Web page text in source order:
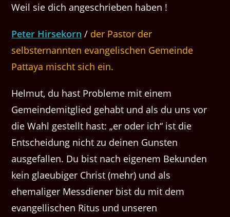
Weil sie dich angeschrieben haben !
Peter Hirsekorn / der Pastor der
selbsternannten evangelischen Gemeinde
Pattaya mischt sich ein.
Helmut, du hast Probleme mit einem
Gemeindemitglied gehabt und als du uns vor
die Wahl gestellt hast: „er oder ich“ ist die
Entscheidung nicht zu deinen Gunsten
ausgefallen. Du bist nach eigenem Bekunden
kein glaeubiger Christ (mehr) und als
ehemaliger Messdiener bist du mit dem
evangellischen Ritus und unseren